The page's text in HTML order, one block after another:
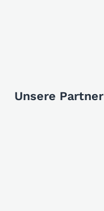
Unsere Partner